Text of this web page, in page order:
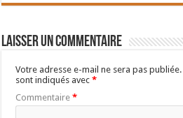
Laisser un commentaire
Votre adresse e-mail ne sera pas publiée.
sont indiqués avec*
Commentaire*